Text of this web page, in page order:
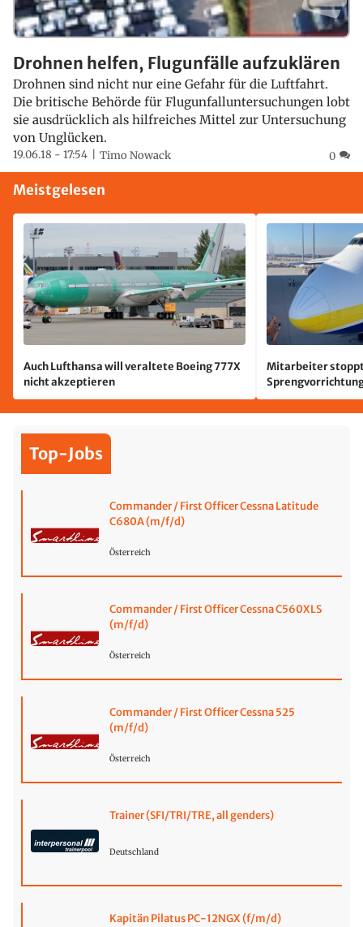
Drohnen helfen, Flugunfälle aufzuklären
Drohnen sind nicht nur eine Gefahr für die Luftfahrt.
Die britische Behörde für Flugunfalluntersuchungen lobt
sie ausdrücklich als hilfreiches Mittel zur Untersuchung
von Unglücken.
19.06.18 - 17:54 Timo Nowack 0
Meistgelesen
Auch Lufthansa will veraltete Boeing 777X
nicht akzeptieren
Mitarbeiter
Leipzig/Halle
Top-Jobs
Commander / First Officer Cessna Latitude
C680A (m/f/d)
Österreich
Commander / First Officer Cessna C560XLS
(m/f/d)
Österreich
Commander / First Officer Cessna 525
(m/f/d)
Österreich
Trainer (SFI/TRI/TRE, all genders)
Deutschland
Kapitän Pilatus PC-12NGX (f/m/d)